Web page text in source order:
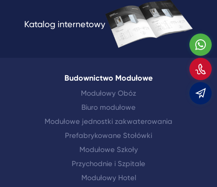
Katalog internetowy
Budownictwo Modułowe
Modułowy Obóz
Biuro modułowe
Modułowe jednostki zakwaterowania
Prefabrykowane Stołówki
Modułowe Szkoły
Przychodnie i Szpitale
Modułowy Hotel